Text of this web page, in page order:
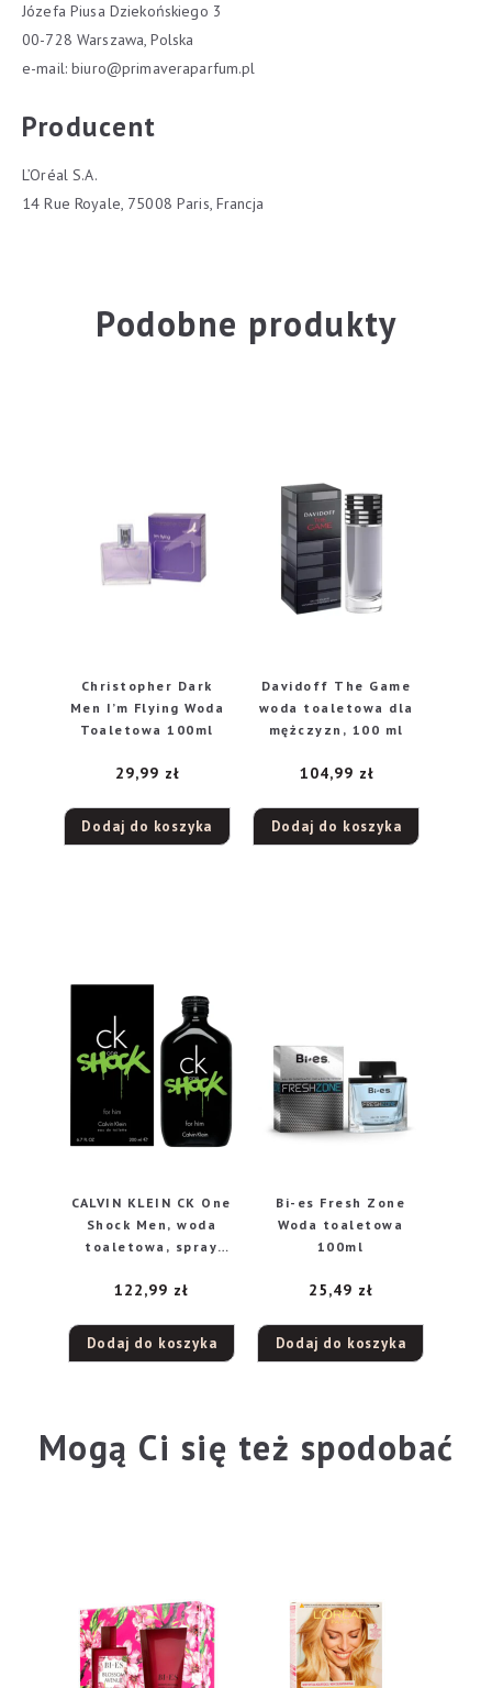
Józefa Piusa Dziekońskiego 3
00-728 Warszawa, Polska
e-mail:biuro@primaveraparfum.pl
Producent
L’Oréal S.A.
14 Rue Royale, 75008 Paris, Francja
Podobne produkty
Christopher Dark
Men I’m Flying Woda
Toaletowa 100ml
29,99 zł
Dodaj do koszyka
Davidoff The Game
woda toaletowa dla
mężczyzn, 100 ml
104,99 zł
Dodaj do koszyka
CALVIN KLEIN CK One
Shock Men, woda
toaletowa, spray
122,99 zł
Dodaj do koszyka
Bi-es Fresh Zone
Woda toaletowa
100ml
25,49 zł
Dodaj do koszyka
Mogą Ci się też spodobać